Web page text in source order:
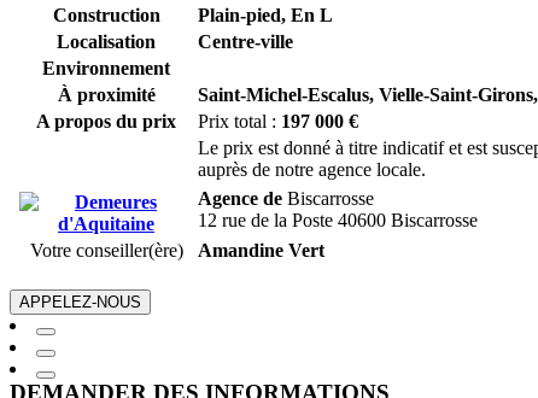
Construction
Plain-pied, En L
Localisation
Centre-ville
Environnement
À proximité
Saint-Michel-Escalus, Vielle-Saint-Girons,
A propos du prix
Prix total : 197 000 €
Le prix est donné à titre indicatif et est
auprès de notre agence locale.
Agence de Biscarrosse
12 rue de la Poste 40600 Biscarrosse
Votre conseiller(ère)
Amandine Vert
APPELEZ-NOUS
DEMANDER DES INFORMATIONS